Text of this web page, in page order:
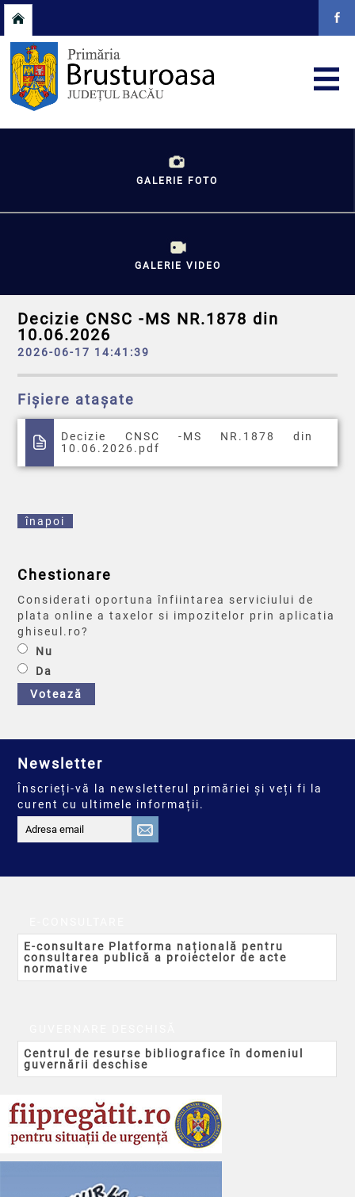
GALERIE FOTO
GALERIE VIDEO
Decizie CNSC -MS NR.1878 din
10.06.2026
2026-06-17 14:41:39
Fișiere atașate
Decizie CNSC -MS NR.1878 din
10.06.2026.pdf
înapoi
Chestionare
Considerati oportuna înfiintarea serviciului de
plata online a taxelor si impozitelor prin aplicatia
ghiseul.ro?
Nu
Da
Votează
Newsletter
Înscrieți-vă la newsletterul primăriei și veți fi la
curent cu ultimele informații.
E-consultare Platforma națională pentru
consultarea publică a proiectelor de acte
normative
Centrul de resurse bibliografice în domeniul
guvernării deschise